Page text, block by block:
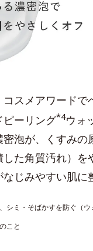
スメアワードで
ピーリング*4ウォ
泡が、くすみの
た角質汚れ）を
じみやすい肌に
シミ・そばかすを防ぐ（ウ
こと